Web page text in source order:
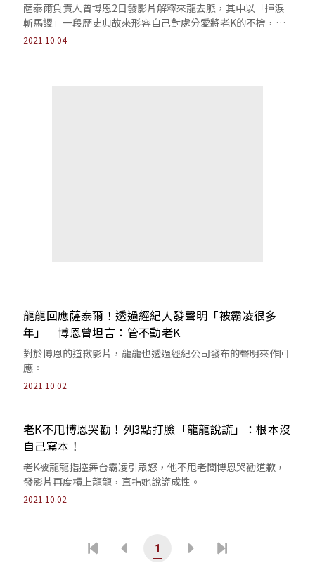
薩泰爾負責人曾博恩2日發影片解釋來龍去脈，其中以「揮淚
斬馬謖」一段歷史典故來形容自己對處分愛將老K的不捨，你
知道為什麼嗎？
2021.10.04
龍龍回應薩泰爾！透過經紀人發聲明「被霸凌很多
年」 博恩曾坦言：管不動老K
對於博恩的道歉影片，龍龍也透過經紀公司發布的聲明來作回
應。
2021.10.02
老K不甩博恩哭勸！列3點打臉「龍龍說謊」：根本沒
自己寫本！
老K被龍龍指控舞台霸凌引眾怒，他不甩老闆博恩哭勸道歉，
發影片再度槓上龍龍，直指她說謊成性。
2021.10.02
1